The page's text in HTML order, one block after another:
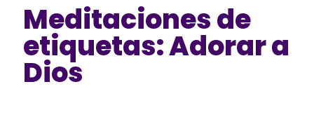
Meditaciones de
etiquetas: Adorar a
Dios